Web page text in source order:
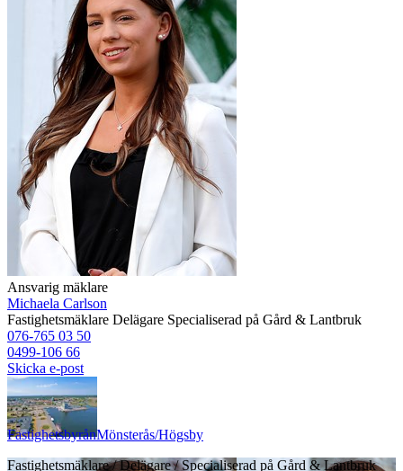
Ansvarig mäklare
Michaela Carlson
Fastighetsmäklare Delägare Specialiserad på Gård & Lantbruk
076-765 03 50
0499-106 66
Skicka e-post
FastighetsbyrånMönsterås/Högsby
Fastighetsmäklare / Delägare / Specialiserad på Gård & Lantbruk